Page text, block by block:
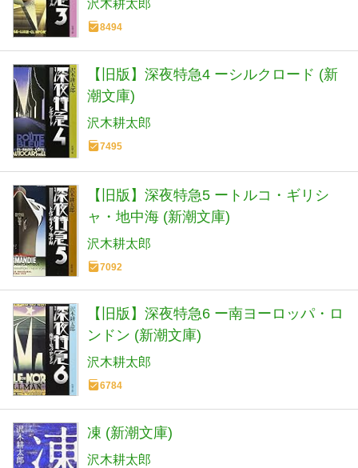
沢木耕太郎
8494
【旧版】深夜特急4 ーシルクロード (新
潮文庫)
沢木耕太郎
7495
【旧版】深夜特急5 ートルコ・ギリシ
ャ・地中海 (新潮文庫)
沢木耕太郎
7092
【旧版】深夜特急6 ー南ヨーロッパ・ロ
ンドン (新潮文庫)
沢木耕太郎
6784
凍 (新潮文庫)
沢木耕太郎